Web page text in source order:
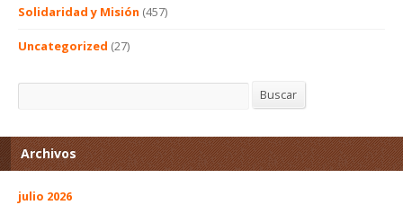
Solidaridad y Misión (457)
Uncategorized (27)
Buscar Buscar
Archivos
julio 2026